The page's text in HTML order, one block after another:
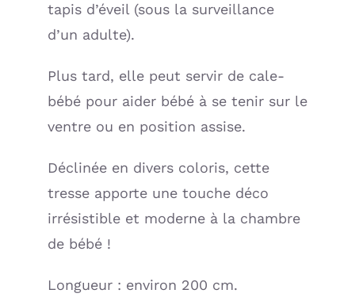
tapis d’éveil (sous la surveillance
d’un adulte).
Plus tard, elle peut servir de cale-
bébé pour aider bébé à se tenir sur le
ventre ou en position assise.
Déclinée en divers coloris, cette
tresse apporte une touche déco
irrésistible et moderne à la chambre
de bébé !
Longueur : environ 200 cm.